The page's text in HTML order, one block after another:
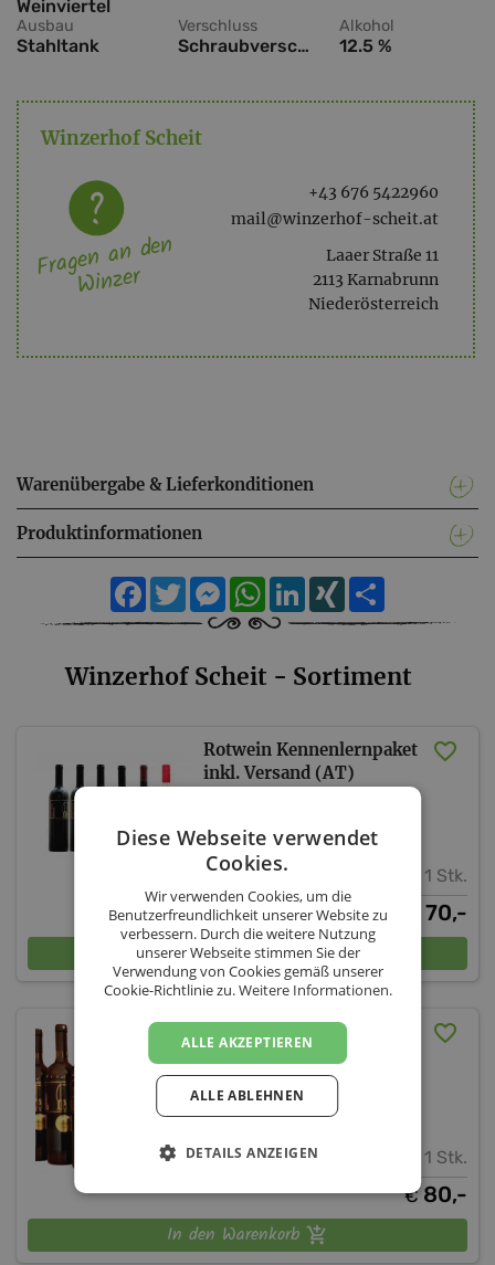
Weinviertel
Ausbau
Stahltank
Verschluss
Schraubverschluss
Alkohol
12.5 %
Winzerhof Scheit
+43 676 5422960
mail@winzerhof-scheit.at
Laaer Straße 11
2113 Karnabrunn
Niederösterreich
Fragen an den
Winzer
Warenübergabe & Lieferkonditionen
Produktinformationen
FacebookTwitterMessengerWhatsApp
LinkedIn
XING
Winzerhof Scheit - Sortiment
Rotwein Kennenlernpaket
inkl. Versand (AT)
1 Stk.
70,-
In den Warenkorb
Wein-Goldpaket inkl.
Versand (AT)
Winzerhof Scheit
1 Stk.
€ 80,-
In den Warenkorb
Diese Webseite verwendet
Cookies.
Wir verwenden Cookies, um die
Benutzerfreundlichkeit unserer Website zu
verbessern. Durch die weitere Nutzung
unserer Webseite stimmen Sie der
Verwendung von Cookies gemäß unserer
Cookie-Richtlinie zu.Weitere Informationen.
ALLE AKZEPTIEREN
ALLE ABLEHNEN
DETAILS ANZEIGEN